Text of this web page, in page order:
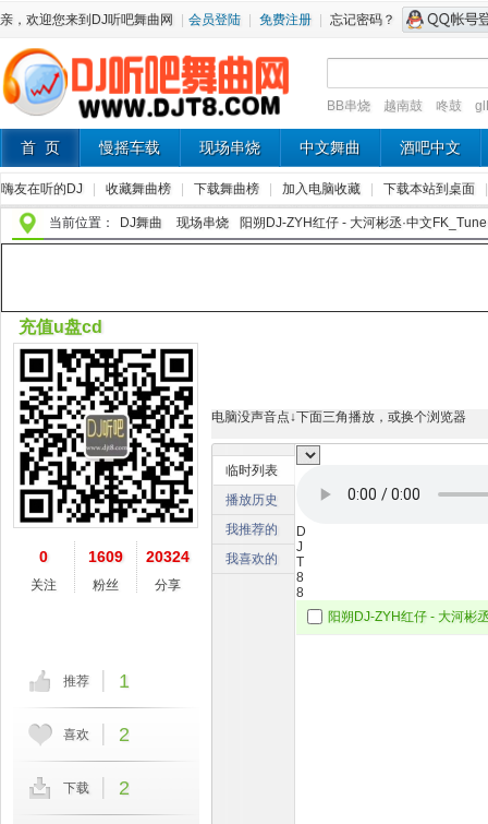
亲，欢迎您来到DJ听吧舞曲网 会员登陆 免费注册 忘记密码？
BB串烧 越南鼓 咚鼓
首 页 慢摇车载 现场串烧 中文舞曲 酒吧中文
嗨友在听的DJ 收藏舞曲榜 下载舞曲榜 加入电脑收藏 下载本站到桌面
当前位置： DJ舞曲 现场串烧 阳朔DJ-ZYH红仔 - 大河彬丞·中文
电脑没声音点↓下面三角播放，或换个浏览器
临时列表
播放历史
我推荐的
我喜欢的
D
J
T
8
8
充值u盘cd
0
关注
1609
粉丝
20324
分享
推荐 1
喜欢 2
下载 2